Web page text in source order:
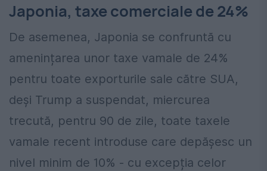
Japonia, taxe comerciale de 24%
De asemenea, Japonia se confruntă cu
amenințarea unor taxe vamale de 24%
pentru toate exporturile sale către SUA,
deși Trump a suspendat, miercurea
trecută, pentru 90 de zile, toate taxele
vamale recent introduse care depășesc un
nivel minim de 10% - cu excepția celor